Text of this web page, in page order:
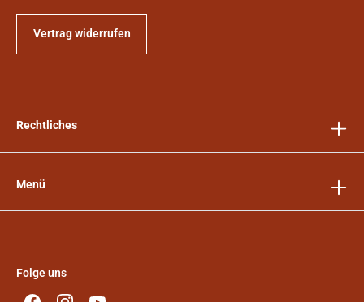
Vertrag widerrufen
Rechtliches
Menü
Folge uns